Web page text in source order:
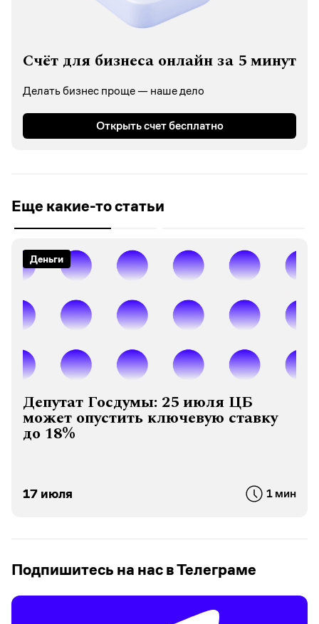
Счёт для бизнеса онлайн за 5 минут
Делать бизнес проще — наше дело
Открыть счет бесплатно
Еще какие-то статьи
Деньги
Депутат Госдумы: 25 июля ЦБ
может опустить ключевую ставку
до 18%
17 июля 1 мин
Подпишитесь на нас в Телеграме